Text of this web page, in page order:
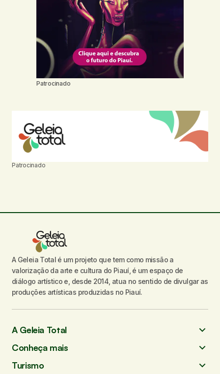
Patrocinado
Patrocinado
A Geleia Total é um projeto que tem como missão a
valorização da arte e cultura do Piauí, é um espaço de
diálogo artístico e, desde 2014, atua no sentido de divulgar as
produções artísticas produzidas no Piauí.
A Geleia Total
Conheça mais
Turismo